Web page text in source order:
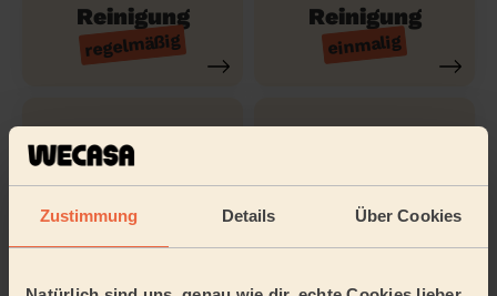
Zustimmung Details Über Cookies
Reinigung
regelmäßig
Reinigung
einmalig
Reinigung
gründlich